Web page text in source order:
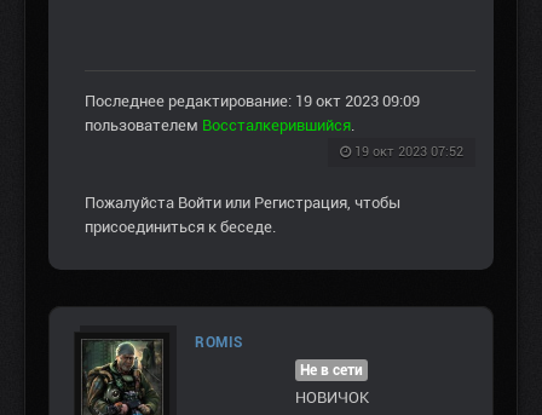
Последнее редактирование: 19 окт 2023 09:09
пользователем Воссталкерившийся
19 окт 2023 07:52
Пожалуйста Войти или Регистрация , чтобы
присоединиться к беседе.
ROMIS
Не в сети
НОВИЧОК